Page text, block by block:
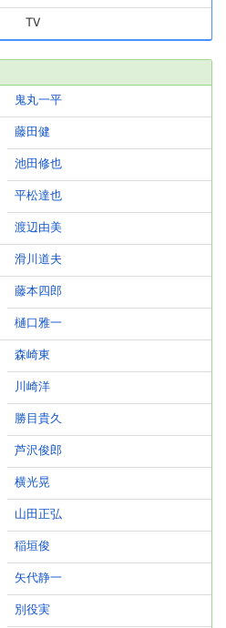
TV
鬼丸一平
藤田健
池田修也
平松達也
渡辺由美
滑川道夫
藤本四郎
樋口雅一
森崎東
川崎洋
勝目貴久
芦沢俊郎
横光晃
山田正弘
稲垣俊
矢代静一
別役実